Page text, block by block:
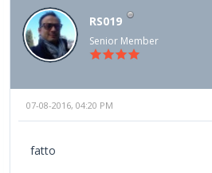
RS019
Senior Member
07-08-2016, 04:20 PM
fatto